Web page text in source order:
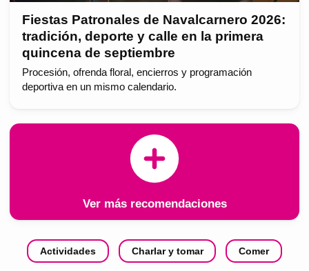
Fiestas Patronales de Navalcarnero 2026:
tradición, deporte y calle en la primera
quincena de septiembre
Procesión, ofrenda floral, encierros y programación
deportiva en un mismo calendario.
Ver más recomendaciones
Actividades Charlar y tomar Comer